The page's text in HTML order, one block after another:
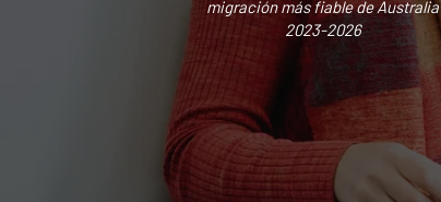
migración más fiable de Australia
2023-2026